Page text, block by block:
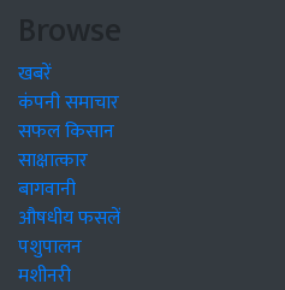
Browse
खबरें
कंपनी समाचार
सफल किसान
साक्षात्कार
बागवानी
औषधीय फसलें
पशुपालन
मशीनरी